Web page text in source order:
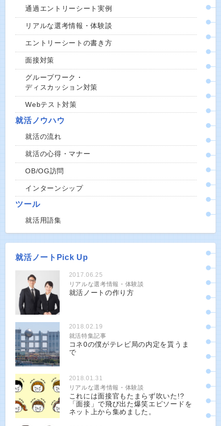
通過エントリーシート実例
リアルな選考情報・体験談
エントリーシートの書き方
面接対策
グループワーク・
ディスカッション対策
Webテスト対策
就活ノウハウ
就活の流れ
就活の心得・マナー
OB/OG訪問
インターンシップ
ツール
就活用語集
就活ノートPick Up
2017.06.25
リアルな選考情報・体験談
就活ノートの作り方
2018.02.19
就活特集記事
コネ0の僕がテレビ局の内定を貰うま
で
2018.01.31
リアルな選考情報・体験談
これには面接官もたまらず吹いた!?
「面接」で飛び出た爆笑エピソードを
ネット上から集めました。